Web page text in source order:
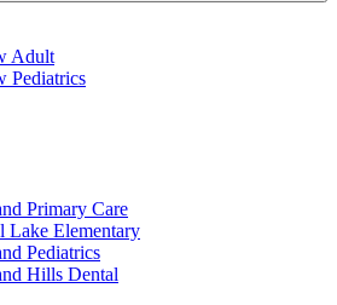
Adult
Pediatrics
Primary Care
Lake Elementary
Pediatrics
Hills Dental